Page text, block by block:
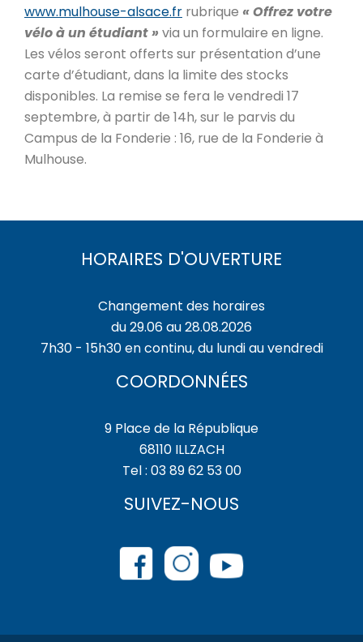
www.mulhouse-alsace.fr rubrique « Offrez votre
vélo à un étudiant » via un formulaire en ligne.
Les vélos seront offerts sur présentation d’une
carte d’étudiant, dans la limite des stocks
disponibles. La remise se fera le vendredi 17
septembre, à partir de 14h, sur le parvis du
Campus de la Fonderie : 16, rue de la Fonderie à
Mulhouse.
HORAIRES D'OUVERTURE
Changement des horaires
du 29.06 au 28.08.2026
7h30 - 15h30 en continu, du lundi au vendredi
COORDONNÉES
9 Place de la République
68110 ILLZACH
Tel : 03 89 62 53 00
SUIVEZ-NOUS